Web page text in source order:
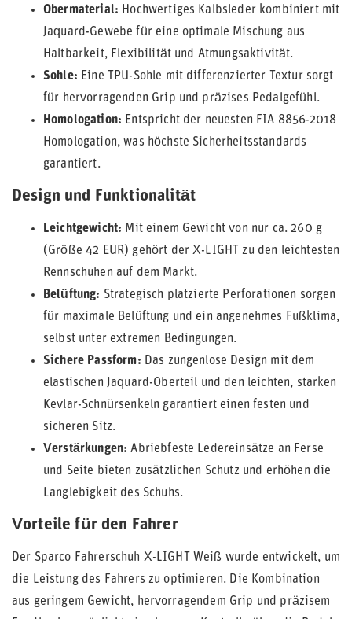
Obermaterial: Hochwertiges Kalbsleder kombiniert mit
Jaquard-Gewebe für eine optimale Mischung aus
Haltbarkeit, Flexibilität und Atmungsaktivität.
Sohle: Eine TPU-Sohle mit differenzierter Textur sorgt
für hervorragenden Grip und präzises Pedalgefühl.
Homologation: Entspricht der neuesten FIA 8856-2018
Homologation, was höchste Sicherheitsstandards
garantiert.
Design und Funktionalität
Leichtgewicht: Mit einem Gewicht von nur ca. 260 g
(Größe 42 EUR) gehört der X-LIGHT zu den leichtesten
Rennschuhen auf dem Markt.
Belüftung: Strategisch platzierte Perforationen sorgen
für maximale Belüftung und ein angenehmes Fußklima,
selbst unter extremen Bedingungen.
Sichere Passform: Das zungenlose Design mit dem
elastischen Jaquard-Oberteil und den leichten, starken
Kevlar-Schnürsenkeln garantiert einen festen und
sicheren Sitz.
Verstärkungen: Abriebfeste Ledereinsätze an Ferse
und Seite bieten zusätzlichen Schutz und erhöhen die
Langlebigkeit des Schuhs.
Vorteile für den Fahrer
Der Sparco Fahrerschuh X-LIGHT Weiß wurde entwickelt, um
die Leistung des Fahrers zu optimieren. Die Kombination
aus geringem Gewicht, hervorragendem Grip und präzisem